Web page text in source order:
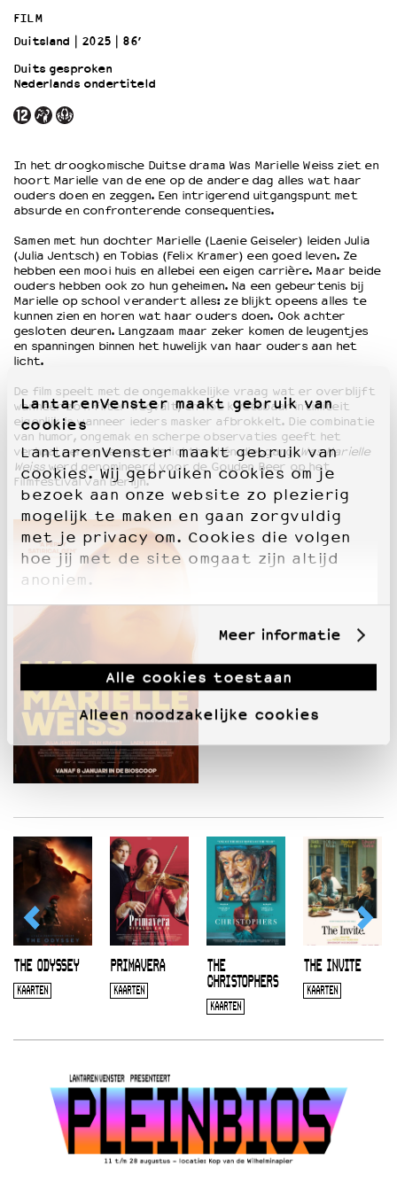
LantarenVenster maakt gebruik van
cookies
LantarenVenster maakt gebruik van
cookies. Wij gebruiken cookies om je
bezoek aan onze website zo plezierig
mogelijk te maken en gaan zorgvuldig
met je privacy om. Cookies die volgen
hoe jij met de site omgaat zijn altijd
anoniem.
Meer informatie
Alle cookies toestaan
Alleen noodzakelijke cookies
OVER LANTARENVENSTER
Wat we doen
Werken bij
Wie is wie
Partners
Huisregels
Privacyverklaring
Integriteits- en gedragscode
Duurzaamheid
Culturele boycot Israël
Ruimte voor artistieke vrijheid – VNPF
FILM
Duitsland
2025
86’
Duits gesproken
Nederlands ondertiteld
In het droogkomische Duitse drama Was Marielle Weiss ziet en
hoort Marielle van de ene op de andere dag alles wat haar
ouders doen en zeggen. Een intrigerend uitgangspunt met
absurde en confronterende consequenties.
Samen met hun dochter Marielle (Laenie Geiseler) leiden Julia
(Julia Jentsch) en Tobias (Felix Kramer) een goed leven. Ze
hebben een mooi huis en allebei een eigen carrière. Maar beide
ouders hebben ook zo hun geheimen. Na een gebeurtenis bij
Marielle op school verandert alles: ze blijkt opeens alles te
kunnen zien en horen wat haar ouders doen. Ook achter
gesloten deuren. Langzaam maar zeker komen de leugentjes
en spanningen binnen het huwelijk van haar ouders aan het
licht.
De film speelt met de ongemakkelijke vraag wat er overblijft
wanneer zo’n filter wegvalt, en hoe kwetsbaar intimiteit
eigenlijk is wanneer ieders masker afbrokkelt. Die combinatie
van humor, ongemak en scherpe observaties geeft het
verhaal een onverwachte lichtheid én diepgang.Was Marielle
Weisswerd genomineerd voor de Gouden Beer op het
Filmfestival van Berlijn.
THE ODYSSEY
KAARTEN
PRIMAVERA
KAARTEN
THE
CHRISTOPHERS
KAARTEN
THE INVITE
KAARTEN